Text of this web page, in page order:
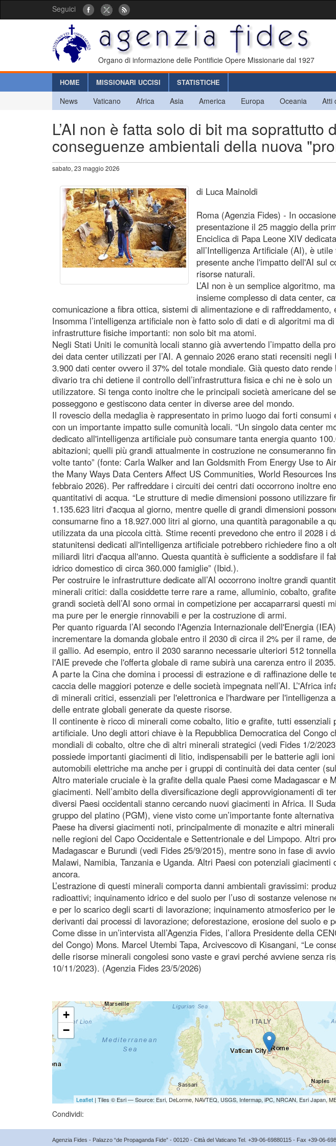
Seguici
Organo di informazione delle Pontificie Opere Missionarie dal 1927
HOME MISSIONARI UCCISI STATISTICHE
News Vaticano Africa Asia America Europa Oceania Atti
L’AI non è fatta solo di bit ma soprattutto
conseguenze ambientali della nuova
sabato, 23 maggio 2026
di Luca Mainoldi
Roma (Agenzia Fides) - In
presentazione il 25 maggio della
Enciclica di Papa Leone XIV dedicata
all’Intelligenza Artificiale (AI), è utile
presente anche l'impatto dell'AI sul
risorse naturali.
L’AI non è un semplice algoritmo,
insieme complesso di data center,
comunicazione a fibra ottica, sistemi di alimentazione e di raffreddamento,
Insomma l’intelligenza artificiale non è fatto solo di dati e di algoritmi ma di
infrastrutture fisiche importanti: non solo bit ma atomi.
Negli Stati Uniti le comunità locali stanno già avvertendo l’impatto della
dei data center utilizzati per l’AI. A gennaio 2026 erano stati recensiti negli
3.900 dati center ovvero il 37% del totale mondiale. Già questo dato rende
divario tra chi detiene il controllo dell’infrastruttura fisica e chi ne è solo un
utilizzatore. Si tenga conto inoltre che le principali società americane del
posseggono e gestiscono data center in diverse aree del mondo.
Il rovescio della medaglia è rappresentato in primo luogo dai forti consumi
con un importante impatto sulle comunità locali. “Un singolo data center
dedicato all'intelligenza artificiale può consumare tanta energia quanto
abitazioni; quelli più grandi attualmente in costruzione ne consumeranno
volte tanto” (fonte: Carla Walker and Ian Goldsmith From Energy Use to
the Many Ways Data Centers Affect US Communities, World Resources
febbraio 2026). Per raffreddare i circuiti dei centri dati occorrono inoltre
quantitativi di acqua. “Le strutture di medie dimensioni possono utilizzare
1.135.623 litri d'acqua al giorno, mentre quelle di grandi dimensioni
consumarne fino a 18.927.000 litri al giorno, una quantità paragonabile a
utilizzata da una piccola città. Stime recenti prevedono che entro il 2028 i
statunitensi dedicati all'intelligenza artificiale potrebbero richiedere fino a
miliardi litri d'acqua all'anno. Questa quantità è sufficiente a soddisfare il
idrico domestico di circa 360.000 famiglie” (Ibid.).
Per costruire le infrastrutture dedicate all’AI occorrono inoltre grandi
minerali critici: dalla cosiddette terre rare a rame, alluminio, cobalto,
grandi società dell’AI sono ormai in competizione per accaparrarsi questi
ma pure per le energie rinnovabili e per la costruzione di armi.
Per quanto riguarda l’AI secondo l'Agenzia Internazionale dell'Energia
incrementare la domanda globale entro il 2030 di circa il 2% per il rame,
il gallio. Ad esempio, entro il 2030 saranno necessarie ulteriori 512
l'AIE prevede che l'offerta globale di rame subirà una carenza entro il 2035.
A parte la Cina che domina i processi di estrazione e di raffinazione delle
caccia delle maggiori potenze e delle società impegnata nell’AI. L’'Africa
di minerali critici, essenziali per l'elettronica e l'hardware per l'intelligenza
delle entrate globali generate da queste risorse.
Il continente è ricco di minerali come cobalto, litio e grafite, tutti essenziali
artificiale. Uno degli attori chiave è la Repubblica Democratica del Congo
mondiali di cobalto, oltre che di altri minerali strategici (vedi Fides 1/2/
possiede importanti giacimenti di litio, indispensabili per le batterie agli
automobili elettriche ma anche per i gruppi di continuità dei data center
Altro materiale cruciale è la grafite della quale Paesi come Madagascar e
giacimenti. Nell’ambito della diversificazione degli approvvigionamenti di
diversi Paesi occidentali stanno cercando nuovi giacimenti in Africa. Il
gruppo del platino (PGM), viene visto come un’importante fonte
Paese ha diversi giacimenti noti, principalmente di monazite e altri
nelle regioni del Capo Occidentale e Settentrionale e del Limpopo. Altri
Madagascar e Burundi (vedi Fides 25/9/2015), mentre sono in fase di
Malawi, Namibia, Tanzania e Uganda. Altri Paesi con potenziali
ancora.
L’estrazione di questi minerali comporta danni ambientali gravissimi:
radioattivi; inquinamento idrico e del suolo per l’uso di sostanze velenose
e per lo scarico degli scarti di lavorazione; inquinamento atmosferico per
derivanti dai processi di lavorazione; deforestazione, erosione del suolo e
Come disse in un’intervista all’Agenzia Fides, l’allora Presidente della
del Congo) Mons. Marcel Utembi Tapa, Arcivescovo di Kisangani, “Le
delle risorse minerali congolesi sono vaste e gravi perché avviene senza
10/11/2023). (Agenzia Fides 23/5/2026)
+
−
Leaflet| Tiles © Esri — Source: Esri, DeLorme, NAVTEQ, USGS, Intermap, iPC, NRCAN, Esri Japan,
Condividi:
Agenzia Fides - Palazzo “de Propaganda Fide” - 00120 - Città del Vaticano Tel. +39-06-69880115 - Fax +39-06-